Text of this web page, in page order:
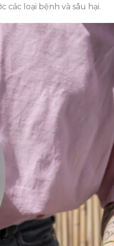
các loại bệnh và sâu hại.